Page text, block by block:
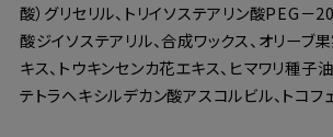
酸）グリセリル、トリイソステアリン酸PEG－
酸ジイソステアリル、合成ワックス、オリーブ
キス、トウキンセンカ花エキス、ヒマワリ種子油
テトラヘキシルデカン酸アスコルビル、トコフ